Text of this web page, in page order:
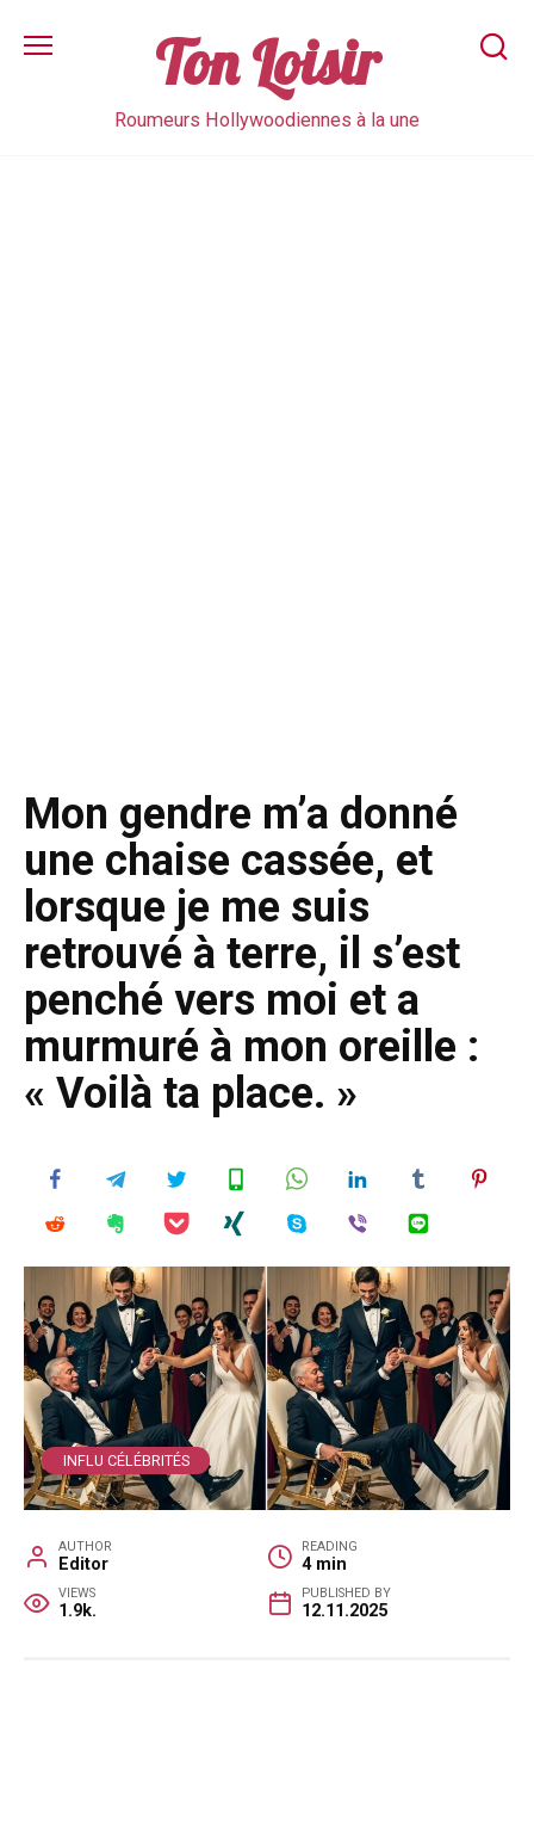
content
Ton Loisir
Roumeurs Hollywoodiennes à la une
Mon gendre m’a donné
une chaise cassée, et
lorsque je me suis
retrouvé à terre, il s’est
penché vers moi et a
murmuré à mon oreille :
« Voilà ta place. »
INFLU CÉLÉBRITÉS
AUTHOR
Editor
READING
4 min
VIEWS
1.9k.
PUBLISHED BY
12.11.2025